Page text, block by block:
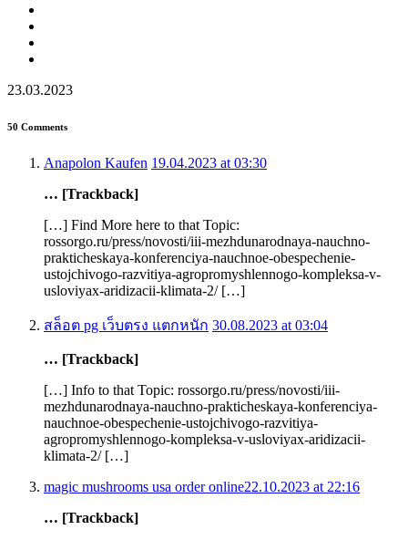
23.03.2023
50 Comments
Anapolon Kaufen 19.04.2023 at 03:30
… [Trackback]
[…] Find More here to that Topic:
rossorgo.ru/press/novosti/iii-mezhdunarodnaya-nauchno-
prakticheskaya-konferenciya-nauchnoe-obespechenie-
ustojchivogo-razvitiya-agropromyshlennogo-kompleksa-v-
usloviyax-aridizacii-klimata-2/ […]
สล็อต pg เว็บตรง แตกหนัก 30.08.2023 at 03:04
… [Trackback]
[…] Info to that Topic: rossorgo.ru/press/novosti/iii-
mezhdunarodnaya-nauchno-prakticheskaya-konferenciya-
nauchnoe-obespechenie-ustojchivogo-razvitiya-
agropromyshlennogo-kompleksa-v-usloviyax-aridizacii-
klimata-2/ […]
magic mushrooms usa order online​22.10.2023 at 22:16
… [Trackback]